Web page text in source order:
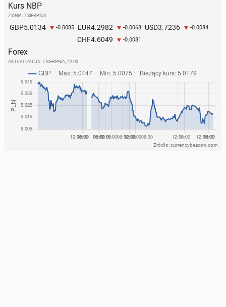
Kurs NBP
Z DNIA: 7 SIERPNIA
GBP5.0134 -0.0085 EUR4.2982 -0.0068 USD3.7236 -0.0084
CHF4.6049 -0.0031
Forex
AKTUALIZACJA: 7 SIERPNIA, 22:00
Źródło: currencybeacon.com